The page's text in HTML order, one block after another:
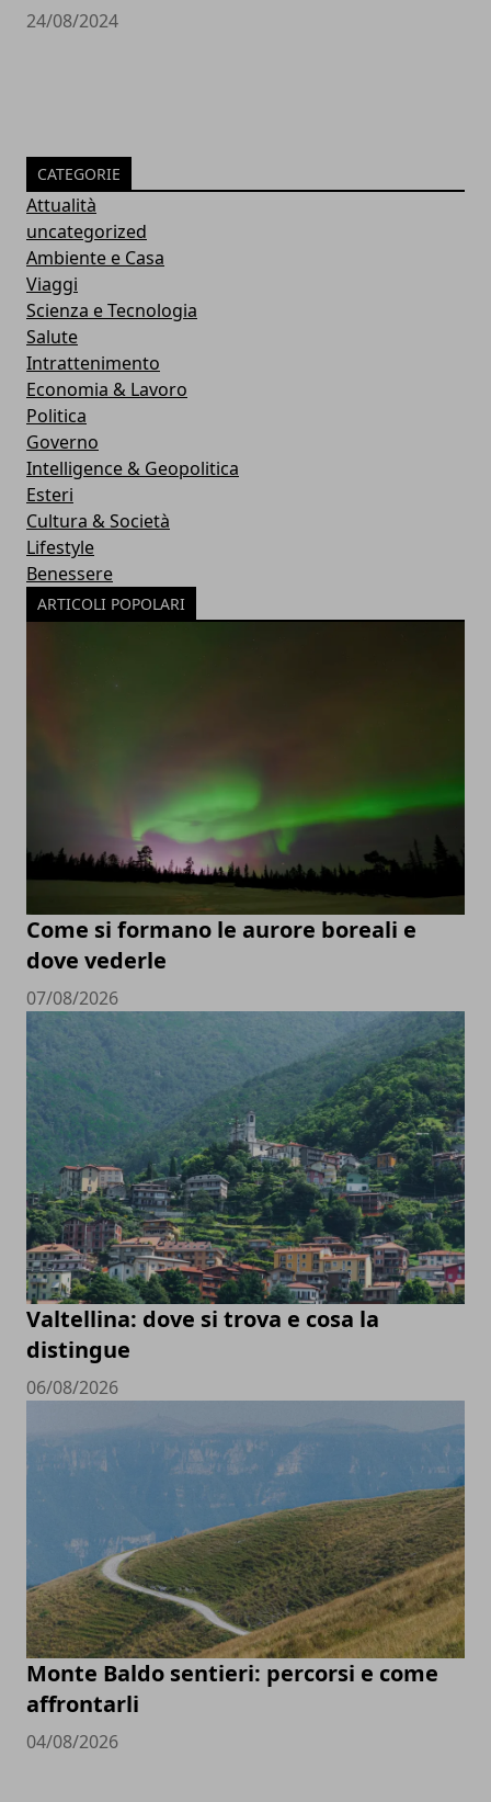
24/08/2024
CATEGORIE
Attualità
uncategorized
Ambiente e Casa
Viaggi
Scienza e Tecnologia
Salute
Intrattenimento
Economia & Lavoro
Politica
Governo
Intelligence & Geopolitica
Esteri
Cultura & Società
Lifestyle
Benessere
ARTICOLI POPOLARI
Come si formano le aurore boreali e
dove vederle
07/08/2026
Valtellina: dove si trova e cosa la
distingue
06/08/2026
Monte Baldo sentieri: percorsi e come
affrontarli
04/08/2026